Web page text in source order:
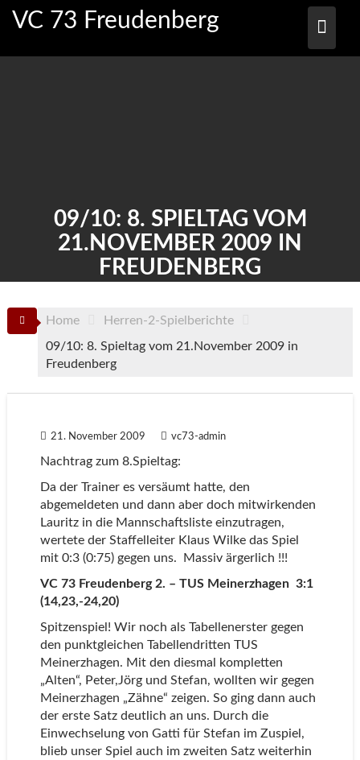
Skip
VC 73 Freudenberg
09/10: 8. SPIELTAG VOM
21.NOVEMBER 2009 IN
FREUDENBERG
Home
Herren-2-Spielberichte
09/10: 8. Spieltag vom 21.November 2009 in
Freudenberg
21. November 2009 vc73-admin
Nachtrag zum 8.Spieltag:
Da der Trainer es versäumt hatte, den
abgemeldeten und dann aber doch mitwirkenden
Lauritz in die Mannschaftsliste einzutragen,
wertete der Staffelleiter Klaus Wilke das Spiel
mit 0:3 (0:75) gegen uns. Massiv ärgerlich !!!
VC 73 Freudenberg 2. – TUS Meinerzhagen 3:1
(14,23,-24,20)
Spitzenspiel! Wir noch als Tabellenerster gegen
den punktgleichen Tabellendritten TUS
Meinerzhagen. Mit den diesmal kompletten
„Alten“, Peter,Jörg und Stefan, wollten wir gegen
Meinerzhagen „Zähne“ zeigen. So ging dann auch
der erste Satz deutlich an uns. Durch die
Einwechselung von Gatti für Stefan im Zuspiel,
blieb unser Spiel auch im zweiten Satz weiterhin